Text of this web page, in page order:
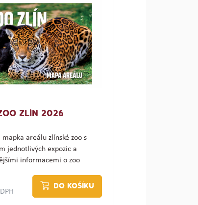
ZLÍN 2026
mapka areálu zlínské zoo s
jednotlivých expozic a
informacemi o zoo
DO KOŠÍKU